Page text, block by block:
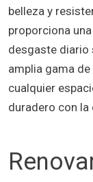
belleza y
proporciona
desgaste diario
amplia gama
cualquier
duradero con la